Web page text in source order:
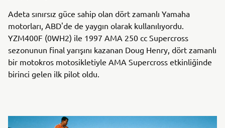
Adeta sınırsız güce sahip olan dört zamanlı Yamaha
motorları, ABD'de de yaygın olarak kullanılıyordu.
YZM400F (0WH2) ile 1997 AMA 250 cc Supercross
sezonunun final yarışını kazanan Doug Henry, dört zamanlı
bir motokros motosikletiyle AMA Supercross etkinliğinde
birinci gelen ilk pilot oldu.